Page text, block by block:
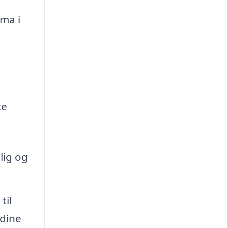
i
og
til